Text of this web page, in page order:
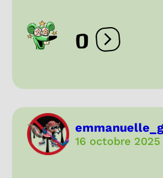
0 Ouvrir les
16 octobre 2025